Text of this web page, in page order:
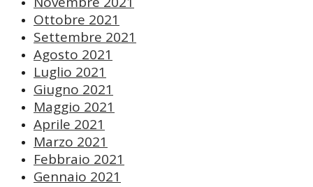
Ottobre 2021
Settembre 2021
Agosto 2021
Luglio 2021
Giugno 2021
Maggio 2021
Aprile 2021
Marzo 2021
Febbraio 2021
Gennaio 2021